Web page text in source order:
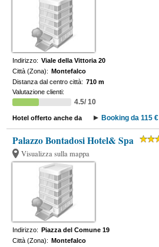
Indirizzo: Viale della Vittoria 20
Città (Zona): Montefalco
Distanza dal centro città: 710 m
Valutazione clienti:
4.5/ 10
Hotel offerto anche da Booking da 115 €
Palazzo Bontadosi Hotel& Spa
Visualizza sulla mappa
Indirizzo: Piazza del Comune 19
Città (Zona): Montefalco